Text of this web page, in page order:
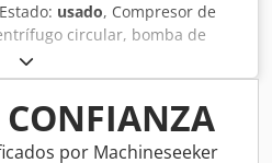
usado, Compresor de
circular, bomba de
130 m³/h -Presión de
-Velocidad: 2800 rpm -
-Precio: por unidad -
mm -Peso: 16 kg/unidad
CONFIANZA
por Machineseeker